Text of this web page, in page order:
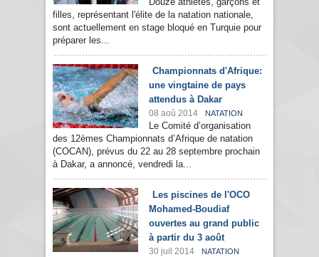
filles, représentant l'élite de la natation nationale,
sont actuellement en stage bloqué en Turquie pour
préparer les...
Championnats d'Afrique:
une vingtaine de pays
attendus à Dakar
08 aoû 2014 NATATION
Le Comité d’organisation
des 12èmes Championnats d’Afrique de natation
(COCAN), prévus du 22 au 28 septembre prochain
à Dakar, a annoncé, vendredi la...
Les piscines de l'OCO
Mohamed-Boudiaf
ouvertes au grand public
à partir du 3 août
30 juil 2014 NATATION